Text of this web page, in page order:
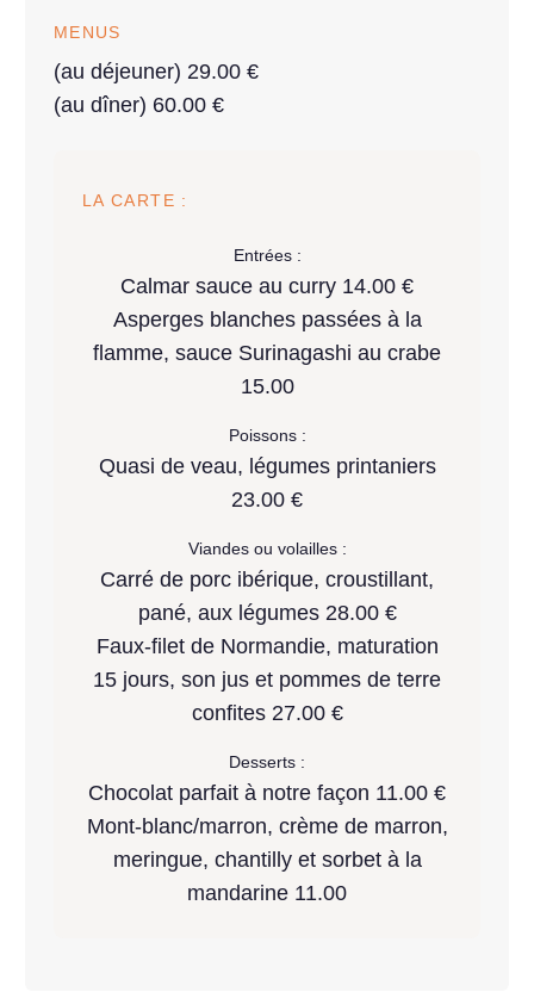
MENUS
(au déjeuner) 29.00 €
(au dîner) 60.00 €
LA CARTE :
Entrées :
Calmar sauce au curry 14.00 €
Asperges blanches passées à la
flamme, sauce Surinagashi au crabe
15.00
Poissons :
Quasi de veau, légumes printaniers
23.00 €
Viandes ou volailles :
Carré de porc ibérique, croustillant,
pané, aux légumes 28.00 €
Faux-filet de Normandie, maturation
15 jours, son jus et pommes de terre
confites 27.00 €
Desserts :
Chocolat parfait à notre façon 11.00 €
Mont-blanc/marron, crème de marron,
meringue, chantilly et sorbet à la
mandarine 11.00